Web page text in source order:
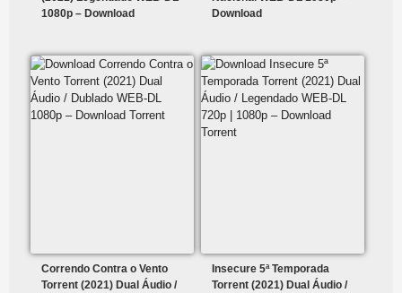
1080p – Download
Download
Correndo Contra o Vento
Torrent (2021) Dual Áudio /
Insecure 5ª Temporada
Torrent (2021) Dual Áudio /